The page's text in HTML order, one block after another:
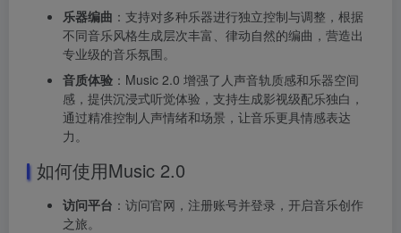
乐器编曲 ：支持对多种乐器进行独立控制与调整，根据
不同音乐风格生成层次丰富、律动自然的编曲，营造出
专业级的音乐氛围。
音质体验 ：Music 2.0 增强了人声音轨质感和乐器空间
感，提供沉浸式听觉体验，支持生成影视级配乐独白，
通过精准控制人声情绪和场景，让音乐更具情感表达
力。
如何使用Music 2.0
访问平台 ：访问官网，注册账号并登录，开启音乐创作
之旅。